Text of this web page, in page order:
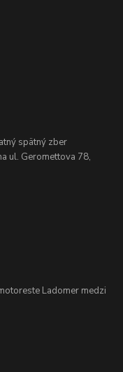
spätný zber
ul. Geromettova 78,
Ladomer medzi